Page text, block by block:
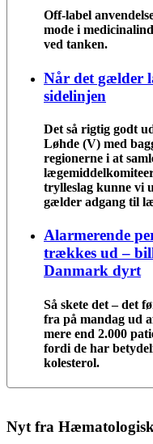
Off-label
mode i
ved tanken.
Når det gælder
sidelinjen
Det så rigtig godt
Løhde (V) med
regionerne i at
trylleslag kunne vi
gælder adgang til
Alarmerende
trækkes ud –
Danmark dyrt
Så skete det – det
fra på mandag ud
mere end 2.000
fordi de har
kolesterol.
Nyt fra